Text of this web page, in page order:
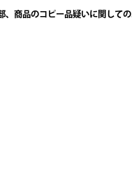
、商品のコピー品疑いに関して